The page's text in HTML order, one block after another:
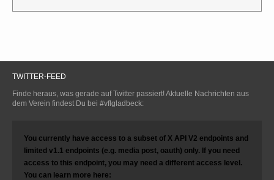
TWITTER-FEED
Finde heraus, was gerade auf Twitter passiert! Aktuelle Nachrichten aus
dem Verein findest Du bei #vflgladbeck:
You currently have access to a subset of X API V2 endpoints and
limited v1.1 endpoints (e.g. media post, oauth) only. If you need
access to this endpoint, you may need a different access level.
You can learn more here: